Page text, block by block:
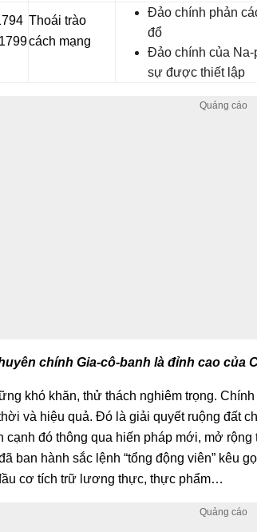
Thoái trào
cách mạng
Đảo chính phản
đổ
Đảo chính của Na-
sự được thiết lập
chính Gia-cô-banh là đỉnh cao của
khó khăn, thử thách nghiêm trọng.
và hiệu quả. Đó là giải quyết ruộng đất
cạnh đó thông qua hiến pháp mới, mở
ban hành sắc lệnh “tổng động viên” kêu
cơ tích trữ lương thực, thực phẩm…